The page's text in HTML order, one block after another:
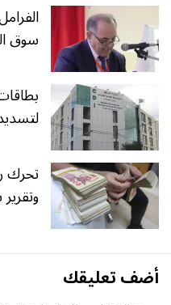
سوق
لتسديد
تحرك
أضف تعليقك